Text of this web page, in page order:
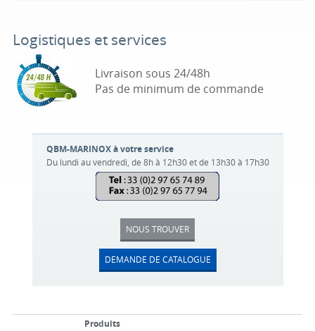
Logistiques et services
Livraison sous 24/48h
Pas de minimum de commande
QBM-MARINOX à votre service
Du lundi au vendredi, de 8h à 12h30 et de 13h30 à 17h30
NOUS TROUVER
DEMANDE DE CATALOGUE
Produits